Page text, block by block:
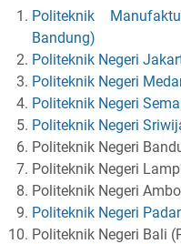
Politeknik
Bandung)
Politeknik Negeri
Politeknik Negeri
Politeknik Negeri
Politeknik Negeri
Politeknik Negeri
Politeknik Negeri
Politeknik Negeri
Politeknik Negeri
Politeknik Negeri Bali